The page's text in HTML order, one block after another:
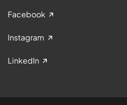
Facebook
Instagram
LinkedIn